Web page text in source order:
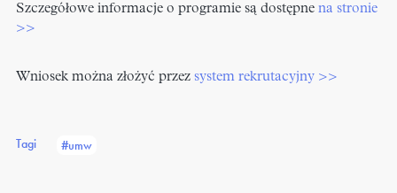
Szczegółowe informacje o programie są dostępne na stronie
>>
Wniosek można złożyć przez system rekrutacyjny >>
Tagi #umw